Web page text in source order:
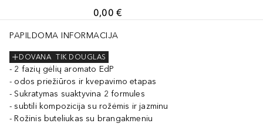
0,00 €
PAPILDOMA INFORMACIJA
TIK DOUGLAS
DOVANA
2 fazių gėlių aromato EdP
odos priežiūros ir kvepavimo etapas
Sukratymas suaktyvina 2 formules
subtili kompozicija su rožėmis ir jazminu
Rožinis buteliukas su brangakmeniu